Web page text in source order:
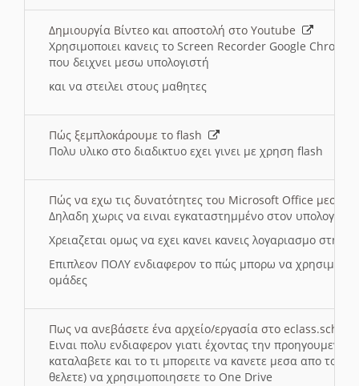
Δημιουργία Βίντεο και αποστολή στο Youtube
Χρησιμοποιει κανεις το Screen Recorder Google Chrome
που δειχνει μεσω υπολογιστή
και να στειλει στους μαθητες
Πώς ξεμπλοκάρουμε το flash
Πολυ υλικο στο διαδικτυο εχει γινει με χρηση flash
Πώς να εχω τις δυνατότητες του Microsoft Office μεσω
Δηλαδη χωρις να ειναι εγκαταστημμένο στον
Χρειαζεται ομως να εχει κανει κανεις λογαριασμο στη
Επιπλεον ΠΟΛΥ ενδιαφερον το πώς μπορω να
ομάδες
Πως να ανεβάσετε ένα αρχείο/εργασία στο eclass.sch.gr
Ειναι πολυ ενδιαφερον γιατι έχοντας την
καταλαβετε και το τι μπορειτε να κανετε μεσα απο το
θελετε) να χρησιμοποιησετε το One Drive